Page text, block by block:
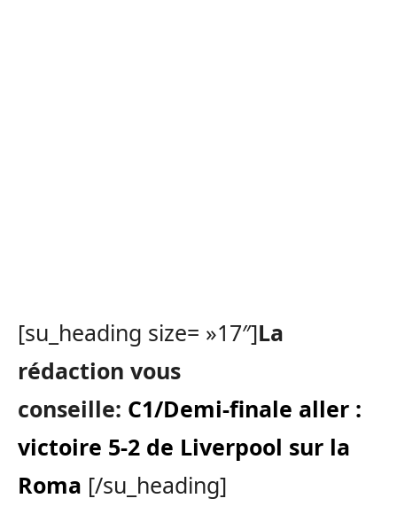
[su_heading size= »17″]La
rédaction vous
conseille: C1/Demi-finale aller :
victoire 5-2 de Liverpool sur la
Roma [/su_heading]